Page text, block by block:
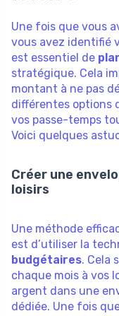
Une fois que vous
vous avez identifié
est essentiel de
stratégique. Cela
montant à ne pas
différentes options
vos passe-temps
Voici quelques
Créer une
loisirs
Une méthode
est d’utiliser la
budgétaires. Cela
chaque mois à vos
argent dans une
dédiée. Une fois